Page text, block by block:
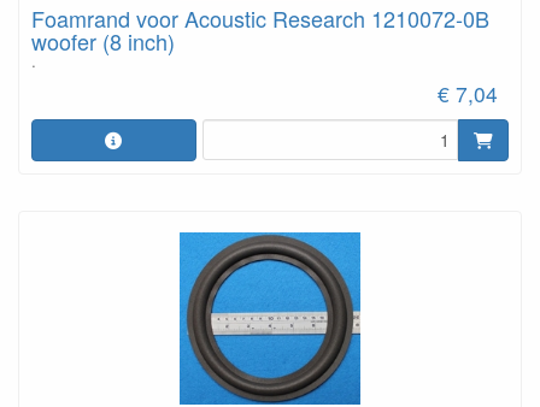
Foamrand voor Acoustic Research 1210072‑0B
woofer (8 inch)
.
€ 7,04